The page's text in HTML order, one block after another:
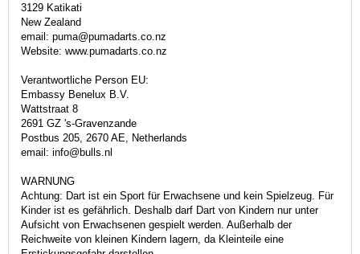
3129 Katikati
New Zealand
email: puma@pumadarts.co.nz
Website: www.pumadarts.co.nz
Verantwortliche Person EU:
Embassy Benelux B.V.
Wattstraat 8
2691 GZ 's-Gravenzande
Postbus 205, 2670 AE, Netherlands
email: info@bulls.nl
WARNUNG
Achtung: Dart ist ein Sport für Erwachsene und kein Spielzeug. Für
Kinder ist es gefährlich. Deshalb darf Dart von Kindern nur unter
Aufsicht von Erwachsenen gespielt werden. Außerhalb der
Reichweite von kleinen Kindern lagern, da Kleinteile eine